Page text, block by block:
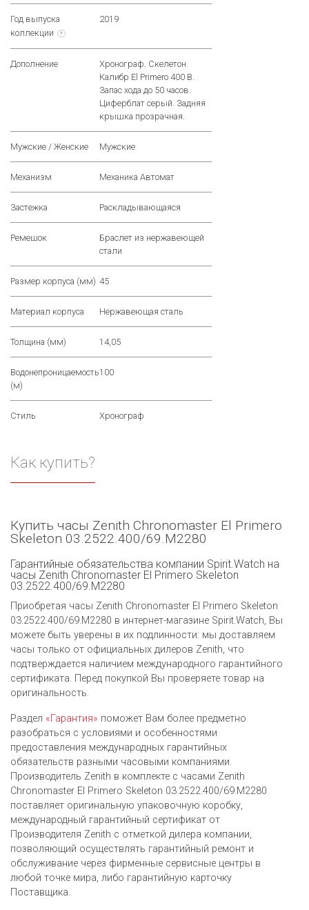
Год выпуска
коллекции
?
2019
Дополнение
Хронограф. Скелетон.
Калибр El Primero 400 B.
Запас хода до 50 часов.
Циферблат серый. Задняя
крышка прозрачная.
Мужские / Женские Мужские
Механизм Механика Автомат
Застежка Раскладывающаяся
Ремешок
Браслет из нержавеющей
стали
Размер корпуса (мм) 45
Материал корпуса Нержавеющая сталь
Толщина (мм) 14,05
Водонепроницаемость
(м)
100
Стиль Хронограф
Как купить?
Купить часы Zenith Chronomaster El Primero
Skeleton 03.2522.400/69.M2280
Гарантийные обязательства компании Spirit.Watch на
часы Zenith Chronomaster El Primero Skeleton
03.2522.400/69.M2280
Приобретая часы Zenith Chronomaster El Primero Skeleton
03.2522.400/69.M2280 в интернет-магазине Spirit.Watch, Вы
можете быть уверены в их подлинности: мы доставляем
часы только от официальных дилеров Zenith, что
подтверждается наличием международного гарантийного
сертификата. Перед покупкой Вы проверяете товар на
оригинальность.
Раздел «Гарантия» поможет Вам более предметно
разобраться с условиями и особенностями
предоставления международных гарантийных
обязательств разными часовыми компаниями.
Производитель Zenith в комплекте с часами Zenith
Chronomaster El Primero Skeleton 03.2522.400/69.M2280
поставляет оригинальную упаковочную коробку,
международный гарантийный сертификат от
Производителя Zenith c отметкой дилера компании,
позволяющий осуществлять гарантийный ремонт и
обслуживание через фирменные сервисные центры в
любой точке мира, либо гарантийную карточку
Поставщика.